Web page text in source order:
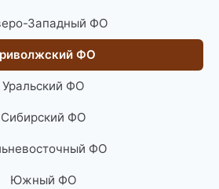
Западный ФО
ФО
Уральский ФО
Сибирский ФО
ФО
Южный ФО